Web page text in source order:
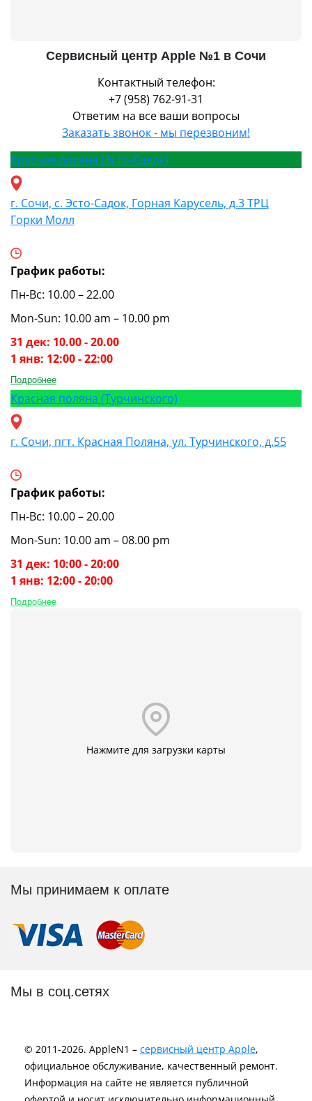
Сервисный центр Apple №1 в Сочи
Контактный телефон:
+7 (958) 762-91-31
Ответим на все ваши вопросы
Заказать звонок - мы перезвоним!
Красная поляна (Эсто-Садок)
г. Сочи, с. Эсто-Садок, Горная Карусель, д.3 ТРЦ
Горки Молл
График работы:
Пн-Вс: 10.00 – 22.00
Mon-Sun: 10.00 am – 10.00 pm
31 дек: 10.00 - 20.00
1 янв: 12:00 - 22:00
Подробнее
Красная поляна (Турчинского)
г. Сочи, пгт. Красная Поляна, ул. Турчинского, д.55
График работы:
Пн-Вс: 10.00 – 20.00
Mon-Sun: 10.00 am – 08.00 pm
31 дек: 10:00 - 20:00
1 янв: 12:00 - 20:00
Подробнее
Нажмите для загрузки карты
Мы принимаем к оплате
Мы в соц.сетях
© 2011-2026. AppleN1 – сервисный центр Apple,
официальное обслуживание, качественный ремонт.
Информация на сайте не является публичной